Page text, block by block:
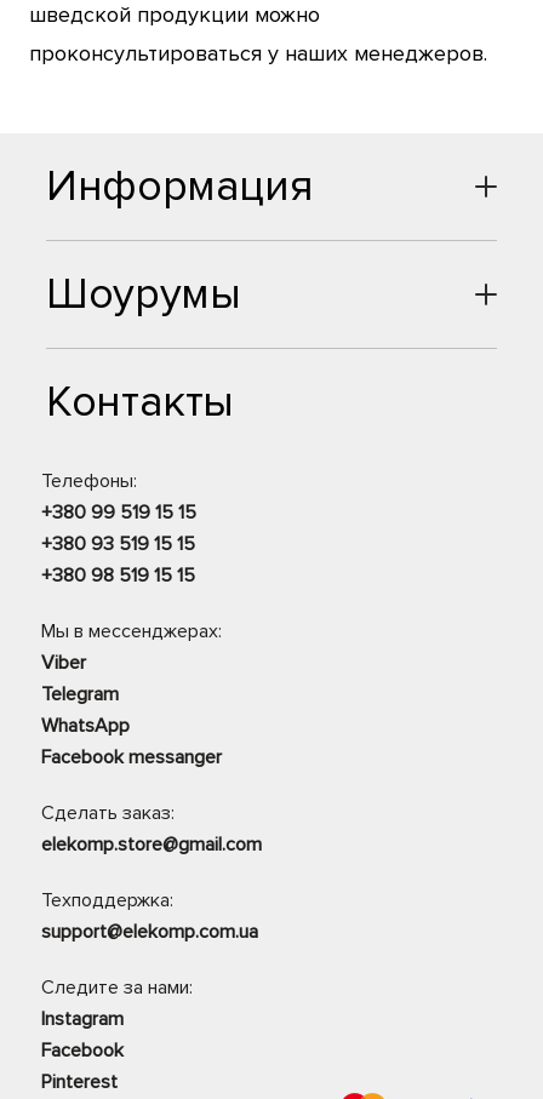
шведской продукции можно
проконсультироваться у наших менеджеров.
Шоурумы
Контакты
Телефоны:
+380 99 519 15 15
+380 93 519 15 15
+380 98 519 15 15
Мы в мессенджерах:
Viber
Telegram
WhatsApp
Facebook messanger
Сделать заказ:
elekomp.store@gmail.com
Техподдержка:
support@elekomp.com.ua
Следите за нами:
Instagram
Facebook
Pinterest
Информация